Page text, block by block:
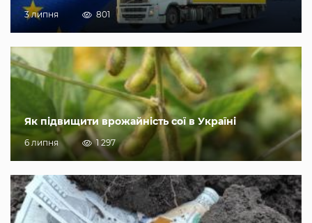
3 липня 801
Як підвищити врожайність сої в Україні
6 липня 1 297